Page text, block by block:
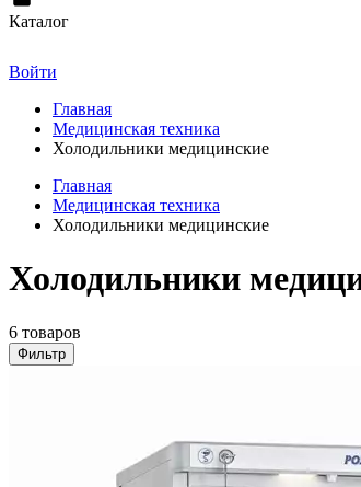
Каталог
Войти
Главная
Медицинская техника
Холодильники медицинские
Главная
Медицинская техника
Холодильники медицинские
Холодильники
6 товаров
Фильтр